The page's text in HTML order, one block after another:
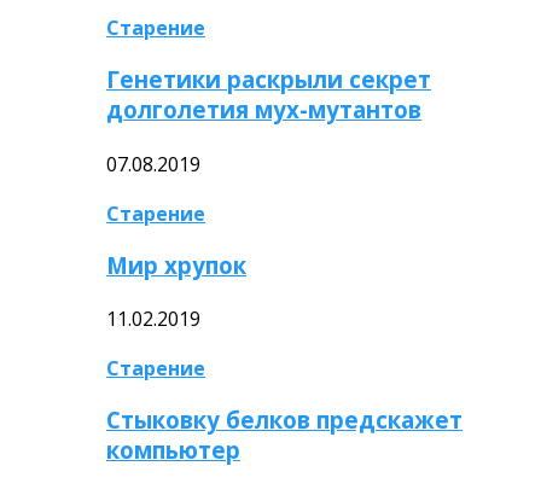
Старение
Генетики раскрыли секрет
долголетия мух-мутантов
07.08.2019
Старение
Мир хрупок
11.02.2019
Старение
Стыковку белков предскажет
компьютер